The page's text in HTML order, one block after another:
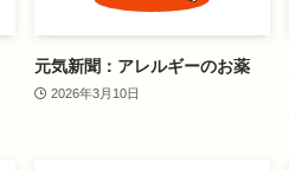
元気新聞：アレルギーのお薬
2026年3月10日